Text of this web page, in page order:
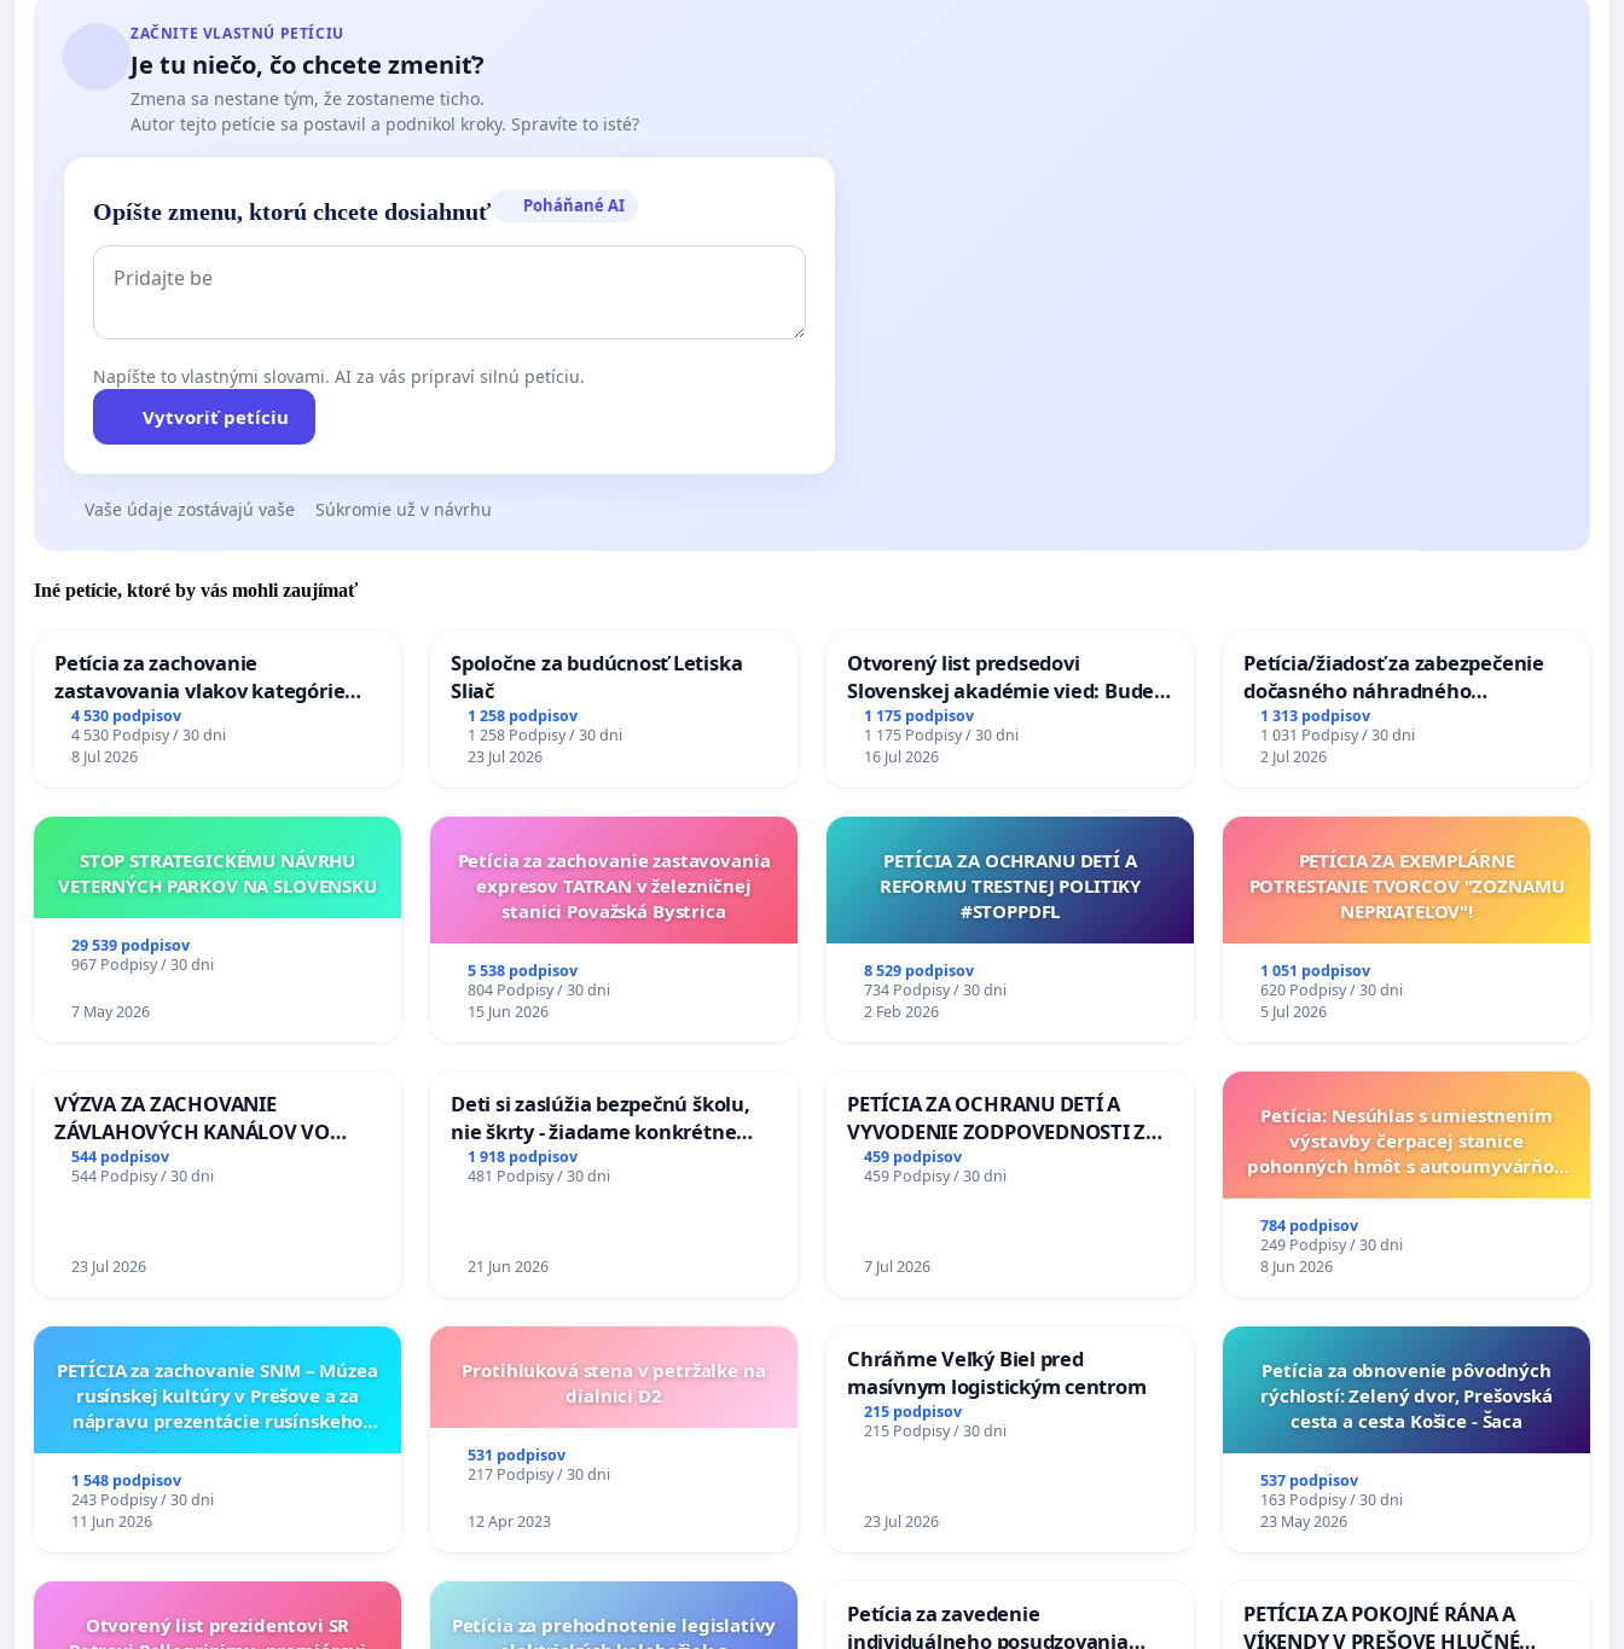
ZAČNITE VLASTNÚ PETÍCIU
Je tu niečo, čo chcete zmeniť?
Zmena sa nestane tým, že zostaneme ticho.
Autor tejto petície sa postavil a podnikol kroky. Spravíte to isté?
Opíšte zmenu, ktorú chcete dosiahnuť Poháňané AI
Napíšte to vlastnými slovami. AI za vás pripraví silnú petíciu.
Vytvoriť petíciu
Vaše údaje zostávajú vaše Súkromie už v návrhu
Iné petície, ktoré by vás mohli zaujímať
Petícia za zachovanie
zastavovania vlakov kategórie
Expres (Ex) TATRAN v železničnej
stanici Púchov
4 530 podpisov
4 530 Podpisy / 30 dni
8 Jul 2026
Spoločne za budúcnosť Letiska
Sliač
1 258 podpisov
1 258 Podpisy / 30 dni
23 Jul 2026
Otvorený list predsedovi
Slovenskej akadémie vied: Bude
mať Vízia Slovenska 2040 mravnú
chrbticu?
1 175 podpisov
1 175 Podpisy / 30 dni
16 Jul 2026
Petícia/žiadosť za zabezpečenie
dočasného náhradného
premostenia Váhu počas úplnej
uzávery Vážskeho mosta v
Komárne
1 313 podpisov
1 031 Podpisy / 30 dni
2 Jul 2026
STOP STRATEGICKÉMU NÁVRHU
VETERNÝCH PARKOV NA SLOVENSKU
29 539 podpisov
967 Podpisy / 30 dni
7 May 2026
Petícia za zachovanie zastavovania
expresov TATRAN v železničnej
stanici Považská Bystrica
5 538 podpisov
804 Podpisy / 30 dni
15 Jun 2026
PETÍCIA ZA OCHRANU DETÍ A
REFORMU TRESTNEJ POLITIKY
#STOPPDFL
8 529 podpisov
734 Podpisy / 30 dni
2 Feb 2026
PETÍCIA ZA EXEMPLÁRNE
POTRESTANIE TVORCOV "ZOZNAMU
NEPRIATEĽOV"!
1 051 podpisov
620 Podpisy / 30 dni
5 Jul 2026
VÝZVA ZA ZACHOVANIE
ZÁVLAHOVÝCH KANÁLOV VO
VÝLUČNOM VLASTNÍCTVE A POD
KONTROLOU SLOVENSKEJ
a odvodňovacích kanálov na
544 podpisov
544 Podpisy / 30 dni
23 Jul 2026
Deti si zaslúžia bezpečnú školu,
nie škrty - žiadame konkrétne
opatrenia na zlepšenie situácie v
školstve
1 918 podpisov
481 Podpisy / 30 dni
21 Jun 2026
PETÍCIA ZA OCHRANU DETÍ A
VYVODENIE ZODPOVEDNOSTI ZA
DLHOROČNÚ NEČINNOSŤ A
ZLYHANIE ŠTÁTU
459 podpisov
459 Podpisy / 30 dni
7 Jul 2026
Petícia: Nesúhlas s umiestnením
výstavby čerpacej stanice
pohonných hmôt s autoumyvárňou
Grob - Čierna Voda
784 podpisov
249 Podpisy / 30 dni
8 Jun 2026
PETÍCIA za zachovanie SNM – Múzea
rusínskej kultúry v Prešove a za
nápravu prezentácie rusínskeho
Múzeu ukrajinskej kultúry vo
Svidníku
1 548 podpisov
243 Podpisy / 30 dni
11 Jun 2026
Protihluková stena v petržalke na
dialnici D2
531 podpisov
217 Podpisy / 30 dni
12 Apr 2023
Chráňme Veľký Biel pred
masívnym logistickým centrom
215 podpisov
215 Podpisy / 30 dni
23 Jul 2026
​Petícia za obnovenie pôvodných
rýchlostí: Zelený dvor, Prešovská
cesta a cesta Košice - Šaca
537 podpisov
163 Podpisy / 30 dni
23 May 2026
Otvorený list prezidentovi SR
Petícia za prehodnotenie legislatívy
Petícia za zavedenie
individuálneho posudzovania
PETÍCIA ZA POKOJNÉ RÁNA A
VÍKENDY V PREŠOVE HLUČNÉ